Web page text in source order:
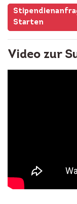
Starten
Video zur